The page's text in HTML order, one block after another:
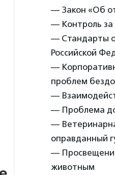
— Закон «Об
— Контроль за
— Стандарты
Российской
—
проблем
—
— Проблема
—
оправданный
—
животным